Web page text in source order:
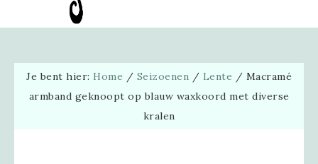
Je bent hier: Home / Seizoenen / Lente / Macramé
armband geknoopt op blauw waxkoord met diverse
kralen